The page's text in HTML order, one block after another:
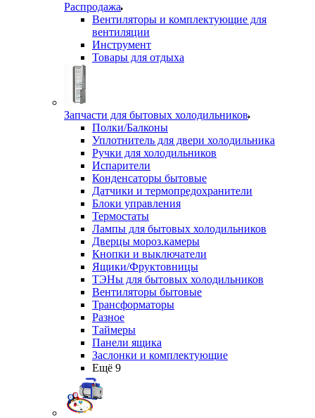
Распродажа
Вентиляторы и комплектующие для
вентиляции
Инструмент
Товары для отдыха
Запчасти для бытовых холодильников
Полки/Балконы
Уплотнитель для двери холодильника
Ручки для холодильников
Испарители
Конденсаторы бытовые
Датчики и термопредохранители
Блоки управления
Термостаты
Лампы для бытовых холодильников
Дверцы мороз.камеры
Кнопки и выключатели
Ящики/Фруктовницы
ТЭНы для бытовых холодильников
Вентиляторы бытовые
Трансформаторы
Разное
Таймеры
Панели ящика
Заслонки и комплектующие
Ещё 9